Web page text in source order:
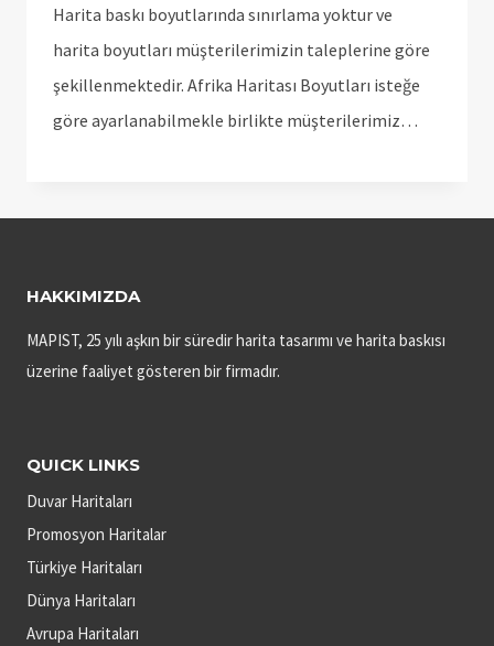
Harita baskı boyutlarında sınırlama yoktur ve
harita boyutları müşterilerimizin taleplerine göre
şekillenmektedir. Afrika Haritası Boyutları isteğe
göre ayarlanabilmekle birlikte müşterilerimiz…
HAKKIMIZDA
MAPIST, 25 yılı aşkın bir süredir harita tasarımı ve harita baskısı
üzerine faaliyet gösteren bir firmadır.
QUICK LINKS
Duvar Haritaları
Promosyon Haritalar
Türkiye Haritaları
Dünya Haritaları
Avrupa Haritaları